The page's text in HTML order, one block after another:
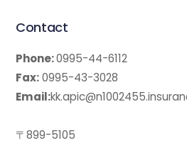
Contact
Phone:0995-44-6112
Fax:0995-43-3028
Email:
〒899-5105